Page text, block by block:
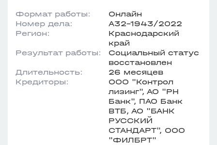
Формат работы:
Онлайн
Номер дела:
А32-1943/2022
Регион:
Краснодарский
край
Результат работы:
Социальный статус
восстановлен
Длительность:
26 месяцев
Кредиторы:
ООО "Контрол
лизинг", АО "РН
Банк", ПАО Банк
ВТБ, АО "БАНК
РУССКИЙ
СТАНДАРТ", ООО
"ФИЛБРТ"